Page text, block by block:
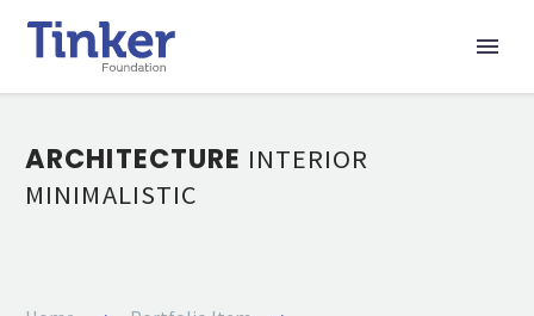
ARCHITECTURE INTERIOR
MINIMALISTIC